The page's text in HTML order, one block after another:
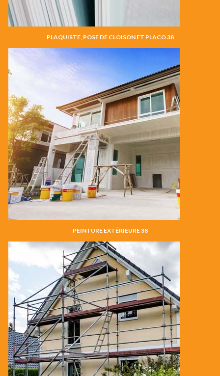
PLAQUISTE, POSE DE CLOISON ET PLACO 38
PEINTURE EXTÉRIEURE 38